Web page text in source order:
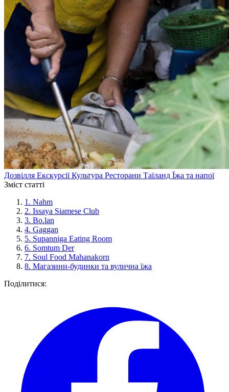
Дозвілля ЕкскурсіїКультура Ресторани Таїланд Їжа та напої
Зміст статті
1. Nahm
2. Issaya Siamese Club
3. Bo.lan
4. Gaggan
5. Supanniga Eating Room
6. Somtum Der
7. Soul Food Mahanakorn
8. Магазини-будинки та вулична їжа
Поділитися: